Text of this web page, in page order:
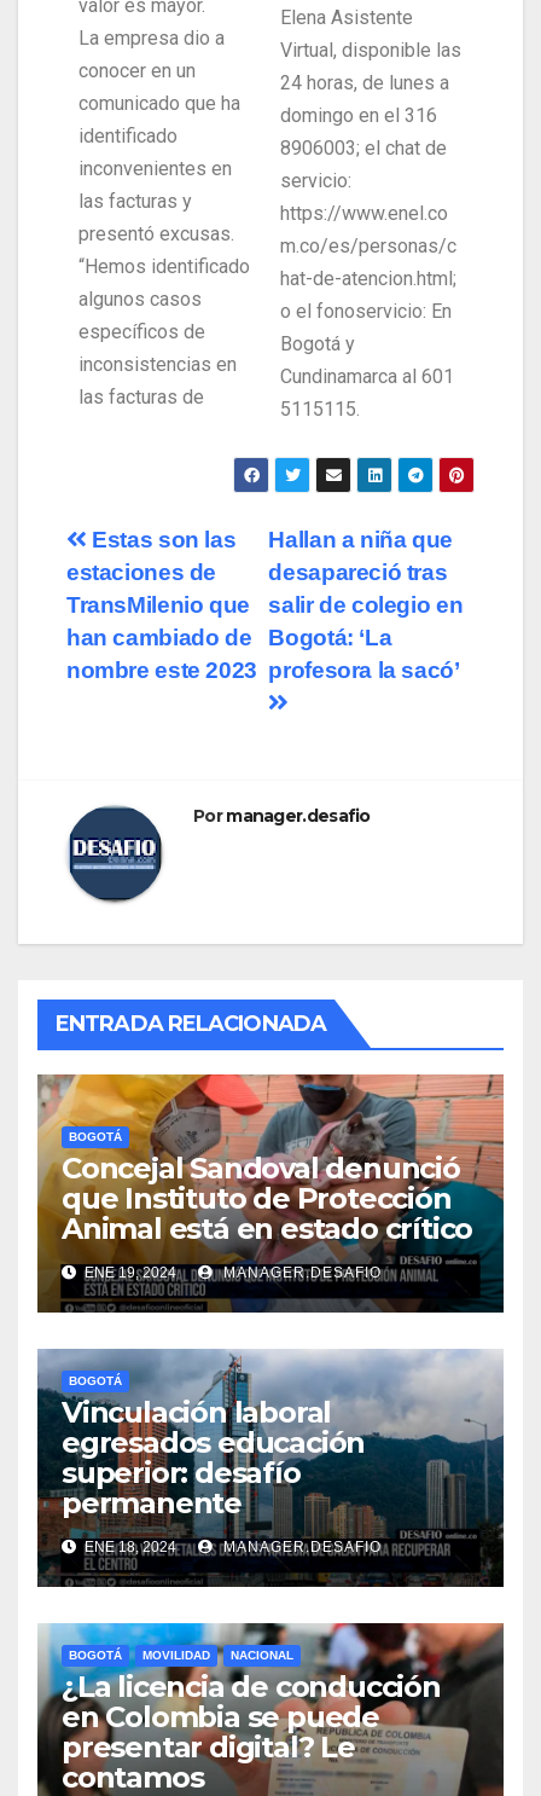
valor es mayor.
La empresa dio a
conocer en un
comunicado que ha
identificado
inconvenientes en
las facturas y
presentó excusas.
“Hemos identificado
algunos casos
específicos de
inconsistencias en
las facturas de
Elena Asistente
Virtual, disponible las
24 horas, de lunes a
domingo en el 316
8906003; el chat de
servicio:
https://www.enel.co
m.co/es/personas/c
hat-de-atencion.html;
o el fonoservicio: En
Bogotá y
Cundinamarca al 601
5115115.
Hallan a niña que
desapareció tras
salir de colegio en
Bogotá: ‘La
profesora la sacó’
Estas son las
estaciones de
TransMilenio que
han cambiado de
nombre este 2023
Pormanager.desafio
ENTRADA RELACIONADA
BOGOTÁ
Concejal Sandoval denunció
que Instituto de Protección
Animal está en estado crítico
ENE 19, 2024 MANAGER.DESAFIO
BOGOTÁ
Vinculación laboral
egresados educación
superior: desafío
permanente
ENE 18, 2024 MANAGER.DESAFIO
BOGOTÁ MOVILIDAD NACIONAL
¿La licencia de conducción
en Colombia se puede
presentar digital? Le
contamos